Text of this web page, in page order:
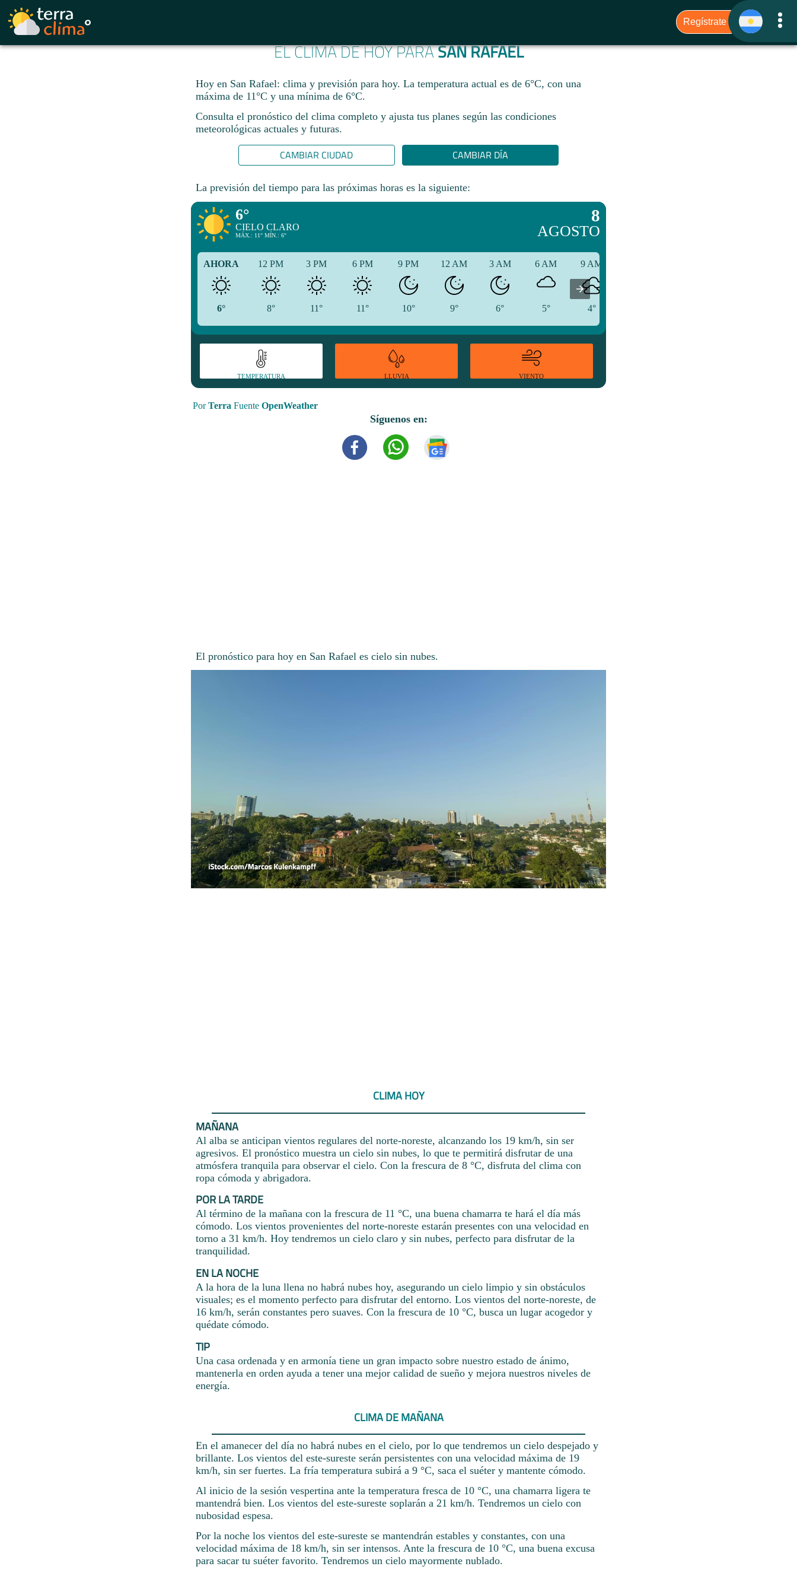
EL CLIMA DE HOY PARASAN RAFAEL
Hoy en San Rafael: clima y previsión para hoy. La temperatura actual es de 6°C, con una
máxima de 11°C y una mínima de 6°C.​
Consulta el pronóstico del clima completo y ajusta tus planes según las condiciones
meteorológicas actuales y futuras.
CAMBIAR CIUDAD CAMBIAR DÍA
La previsión del tiempo para las próximas horas es la siguiente:
6°
CIELO CLARO
MÁX.: 11° MÍN.: 6°
8
AGOSTO
AHORA
6°
12 PM
8°
3 PM
11°
6 PM
11°
9 PM
10°
12 AM
9°
3 AM
6°
6 AM
5°
9 AM
4°
TEMPERATURA LLUVIA VIENTO
PorTerra Fuente OpenWeather
Síguenos en:
El pronóstico para hoy en San Rafael es cielo sin nubes.
CLIMA HOY
MAÑANA
Al alba se anticipan vientos regulares del norte-noreste, alcanzando los 19 km/h, sin ser
agresivos. El pronóstico muestra un cielo sin nubes, lo que te permitirá disfrutar de una
atmósfera tranquila para observar el cielo. Con la frescura de 8 °C, disfruta del clima con
ropa cómoda y abrigadora.
POR LA TARDE
Al término de la mañana con la frescura de 11 °C, una buena chamarra te hará el día más
cómodo. Los vientos provenientes del norte-noreste estarán presentes con una velocidad en
torno a 31 km/h. Hoy tendremos un cielo claro y sin nubes, perfecto para disfrutar de la
tranquilidad.
EN LA NOCHE
A la hora de la luna llena no habrá nubes hoy, asegurando un cielo limpio y sin obstáculos
visuales; es el momento perfecto para disfrutar del entorno. Los vientos del norte-noreste, de
16 km/h, serán constantes pero suaves. Con la frescura de 10 °C, busca un lugar acogedor y
quédate cómodo.
TIP
Una casa ordenada y en armonía tiene un gran impacto sobre nuestro estado de ánimo,
mantenerla en orden ayuda a tener una mejor calidad de sueño y mejora nuestros niveles de
energía.
CLIMA DE MAÑANA
En el amanecer del día no habrá nubes en el cielo, por lo que tendremos un cielo despejado y
brillante. Los vientos del este-sureste serán persistentes con una velocidad máxima de 19
km/h, sin ser fuertes. La fría temperatura subirá a 9 °C, saca el suéter y mantente cómodo.
Al inicio de la sesión vespertina ante la temperatura fresca de 10 °C, una chamarra ligera te
mantendrá bien. Los vientos del este-sureste soplarán a 21 km/h. Tendremos un cielo con
nubosidad espesa.
Por la noche los vientos del este-sureste se mantendrán estables y constantes, con una
velocidad máxima de 18 km/h, sin ser intensos. Ante la frescura de 10 °C, una buena excusa
para sacar tu suéter favorito. Tendremos un cielo mayormente nublado.